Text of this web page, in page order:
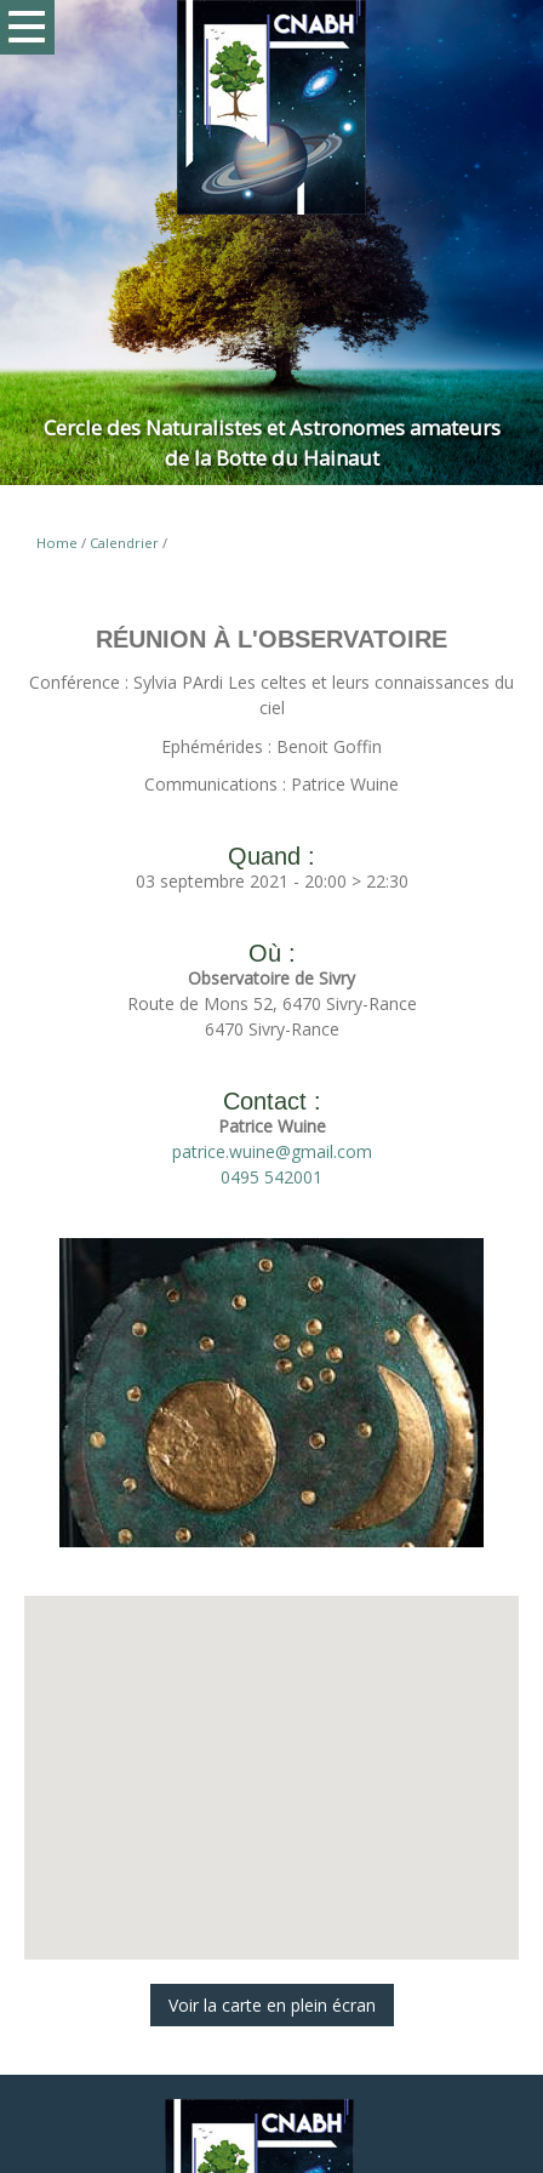
Cercle des Naturalistes et Astronomes amateurs
de la Botte du Hainaut
Home / Calendrier /
RÉUNION À L'OBSERVATOIRE
Conférence : Sylvia PArdi Les celtes et leurs connaissances du
ciel
Ephémérides : Benoit Goffin
Communications : Patrice Wuine
Quand :
03 septembre 2021 - 20:00 > 22:30
Où :
Observatoire de Sivry
Route de Mons 52, 6470 Sivry-Rance
6470 Sivry-Rance
Contact :
Patrice Wuine
patrice.wuine@gmail.com
0495 542001
Voir la carte en plein écran